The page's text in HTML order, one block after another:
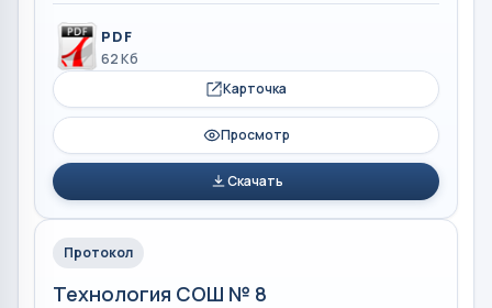
PDF
62 Кб
Карточка
Просмотр
Скачать
Протокол
Технология СОШ № 8